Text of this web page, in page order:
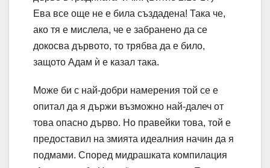
Ева все още не е била създадена! Така че,
ако тя е мислела, че е забранено да се
докосва дървото, то трябва да е било,
защото Адам ѝ е казал така.
Може би с най-добри намерения той се е
опитал да я държи възможно най-далеч от
това опасно дърво. Но правейки това, той е
предоставил на змията идеалния начин да я
подмами. Според мидрашката компилация